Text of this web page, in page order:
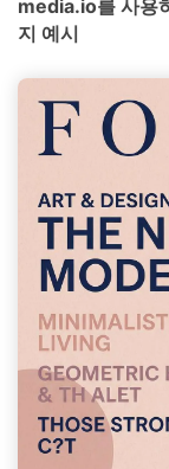
media.io를 사용
지 예시